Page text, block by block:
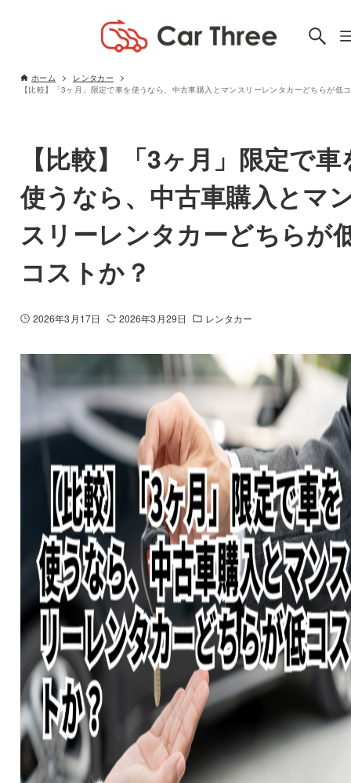
ホーム レンタカー
【比較】「3ヶ月」限定で車
使うなら、中古車購入とマ
スリーレンタカーどちらが
コストか？
2026年3月17日 2026年3月29日 レンタカー